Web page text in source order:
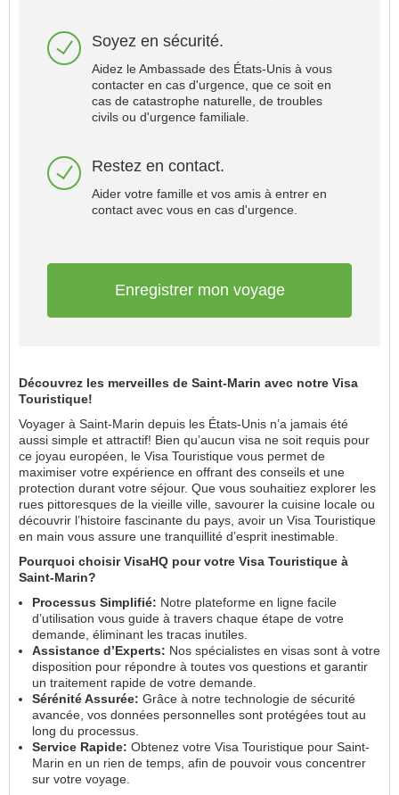
Soyez en sécurité.
Aidez le Ambassade des États-Unis à vous
contacter en cas d'urgence, que ce soit en
cas de catastrophe naturelle, de troubles
civils ou d'urgence familiale.
Restez en contact.
Aider votre famille et vos amis à entrer en
contact avec vous en cas d'urgence.
Enregistrer mon voyage
Découvrez les merveilles de Saint-Marin avec notre Visa
Touristique!
Voyager à Saint-Marin depuis les États-Unis n’a jamais été
aussi simple et attractif! Bien qu’aucun visa ne soit requis pour
ce joyau européen, le Visa Touristique vous permet de
maximiser votre expérience en offrant des conseils et une
protection durant votre séjour. Que vous souhaitiez explorer les
rues pittoresques de la vieille ville, savourer la cuisine locale ou
découvrir l’histoire fascinante du pays, avoir un Visa Touristique
en main vous assure une tranquillité d’esprit inestimable.
Pourquoi choisir VisaHQ pour votre Visa Touristique à
Saint-Marin?
Processus Simplifié: Notre plateforme en ligne facile
d’utilisation vous guide à travers chaque étape de votre
demande, éliminant les tracas inutiles.
Assistance d’Experts: Nos spécialistes en visas sont à votre
disposition pour répondre à toutes vos questions et garantir
un traitement rapide de votre demande.
Sérénité Assurée: Grâce à notre technologie de sécurité
avancée, vos données personnelles sont protégées tout au
long du processus.
Service Rapide: Obtenez votre Visa Touristique pour Saint-
Marin en un rien de temps, afin de pouvoir vous concentrer
sur votre voyage.